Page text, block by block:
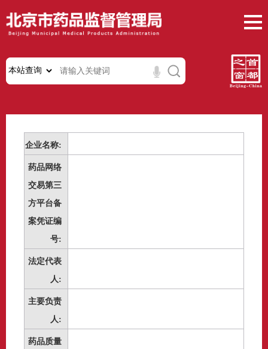
企业名称:
药品网络
交易第三
方平台备
案凭证编
号:
法定代表
人:
主要负责
人:
药品质量